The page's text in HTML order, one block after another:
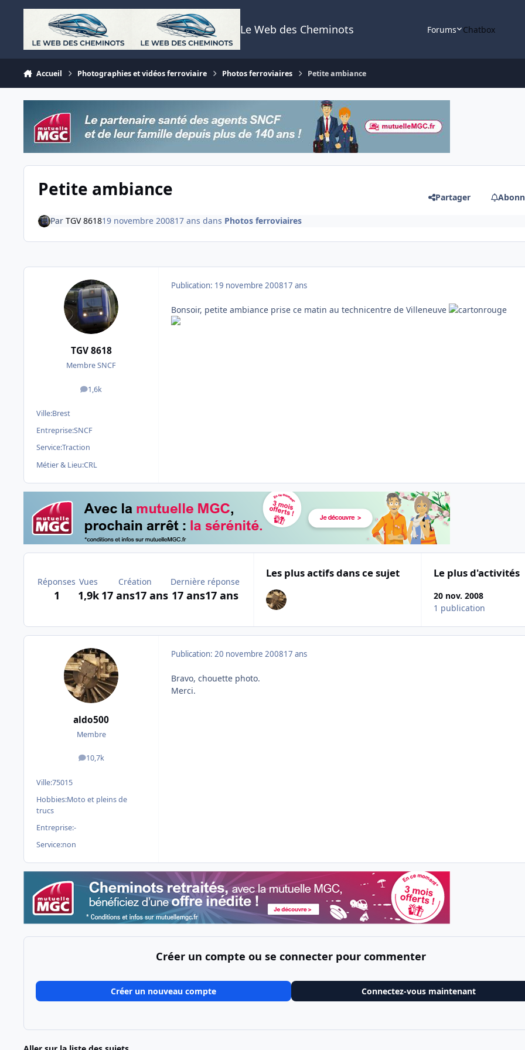
Aller au contenu
Le Web des Cheminots Forums Chatbox
Accueil Photographies et vidéos ferroviaire Photos ferroviaires Petite ambiance
Petite ambiance Partager
Par TGV 861819 novembre 200817 ans dans Photos ferroviaires
TGV 8618
Membre SNCF
1,6k
messages
Ville:Brest
Entreprise:SNCF
Service:Traction
Métier & Lieu:CRL
Publication: 19 novembre 200817 ans
Bonsoir, petite ambiance prise ce matin au technicentre de Villeneuve
Réponses
1
Vues
1,9k
Création
17 ans17 ans
Dernière réponse
17 ans17 ans
Les plus actifs dans ce sujet Le plus d'activités
20 nov. 2008
1 publication
aldo500
Membre
10,7k
messages
Ville:75015
Hobbies:Moto et pleins de
trucs
Entreprise:-
Service:non
Publication: 20 novembre 200817 ans
Bravo, chouette photo.
Merci.
Créer un compte ou se connecter pour commenter
Créer un nouveau compte Connectez-vous maintenant